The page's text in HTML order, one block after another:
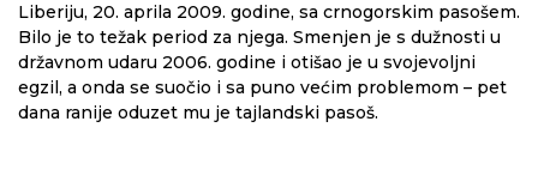
Liberiju, 20. aprila 2009. godine, sa crnogorskim pasošem.
Bilo je to težak period za njega. Smenjen je s dužnosti u
državnom udaru 2006. godine i otišao je u svojevoljni
egzil, a onda se suočio i sa puno većim problemom – pet
dana ranije oduzet mu je tajlandski pasoš.